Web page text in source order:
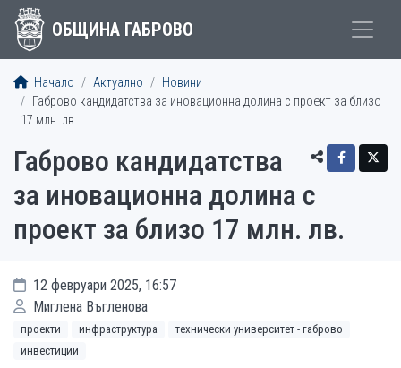
ОБЩИНА ГАБРОВО
Начало Актуално
Новини
Габрово кандидатства за иновационна долина с проект за близо
17 млн. лв.
Габрово кандидатства
за иновационна долина с
проект за близо 17 млн. лв.
12 февруари 2025, 16:57
Миглена Въгленова
проекти инфраструктура
технически университет - габрово
инвестиции